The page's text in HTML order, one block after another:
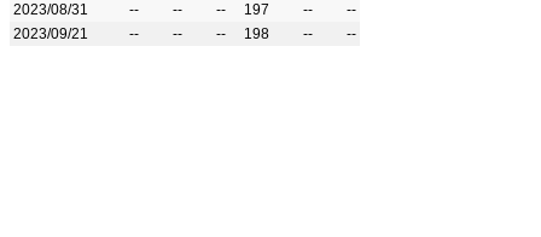
2023/08/31
-- -- -- 197 --
--
2023/09/21
-- -- -- 198 -- --